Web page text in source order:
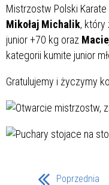
Mistrzostw Polski
Mikołaj Michalik, który
junior +70 kg oraz
kategorii kumite junior
Gratulujemy i życzymy
Poprzednia